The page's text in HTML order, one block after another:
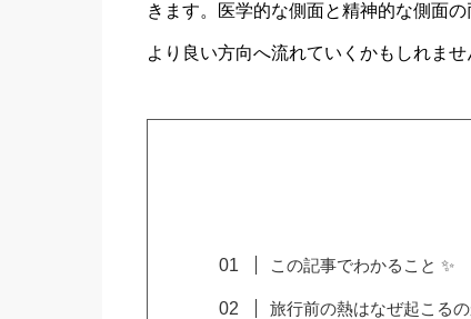
きます。医学的な側面と精神的な側面
より良い方向へ流れていくかもしれませ
この記事でわかること ✨
旅行前の熱はなぜ起こる